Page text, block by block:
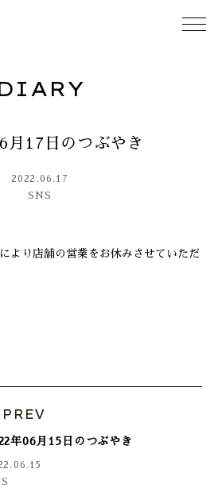
ABOUT
ACCESS
月17日のつぶやき
2022.06.17
SNS
より店舗の営業をお休みさせていただ
PREV
年06月15日のつぶやき